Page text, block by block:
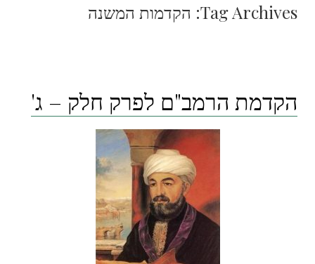
Tag Archives: הקדמות המשנה
הקדמת הרמב"ם לפרק חלק – ג'